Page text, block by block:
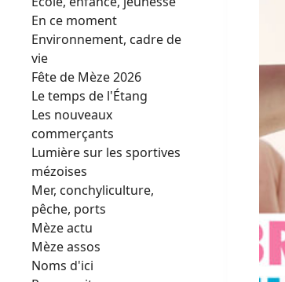
En ce moment
Environnement, cadre de
vie
Fête de Mèze 2026
Le temps de l'Étang
Les nouveaux
commerçants
Lumière sur les sportives
mézoises
Mer, conchyliculture,
pêche, ports
Mèze actu
Mèze assos
Noms d'ici